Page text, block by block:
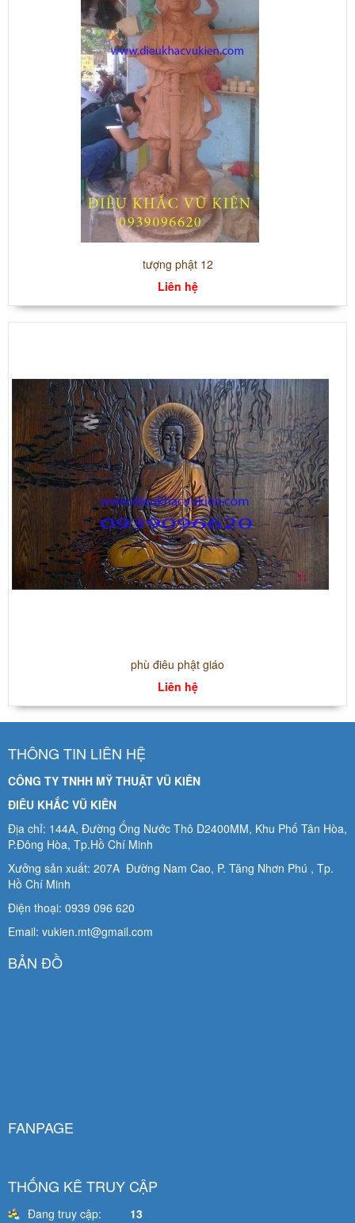
tượng phật 12
Liên hệ
phù điêu phật giáo
Liên hệ
THÔNG TIN LIÊN HỆ
CÔNG TY TNHH MỸ THUẬT VŨ KIÊN
ĐIÊU KHẮC VŨ KIÊN
Địa chỉ: 144A, Đường Ống Nước Thô D2400MM, Khu Phố Tân Hòa,
P.Đông Hòa, Tp.Hồ Chí Minh
Xưởng sản xuất: 207A Đường Nam Cao, P. Tăng Nhơn Phú , Tp.
Hồ Chí Minh
Điện thoại: 0939 096 620
Email: vukien.mt@gmail.com
BẢN ĐỒ
FANPAGE
THỐNG KÊ TRUY CẬP
Đang truy cập: 13